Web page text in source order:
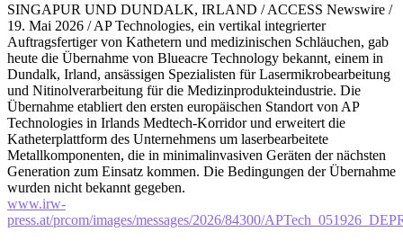
SINGAPUR UND DUNDALK, IRLAND / ACCESS Newswire /
19. Mai 2026 / AP Technologies, ein vertikal integrierter
Auftragsfertiger von Kathetern und medizinischen Schläuchen, gab
heute die Übernahme von Blueacre Technology bekannt, einem in
Dundalk, Irland, ansässigen Spezialisten für Lasermikrobearbeitung
und Nitinolverarbeitung für die Medizinprodukteindustrie. Die
Übernahme etabliert den ersten europäischen Standort von AP
Technologies in Irlands Medtech-Korridor und erweitert die
Katheterplattform des Unternehmens um laserbearbeitete
Metallkomponenten, die in minimalinvasiven Geräten der nächsten
Generation zum Einsatz kommen. Die Bedingungen der Übernahme
wurden nicht bekannt gegeben.
www.irw-
press.at/prcom/images/messages/2026/84300/